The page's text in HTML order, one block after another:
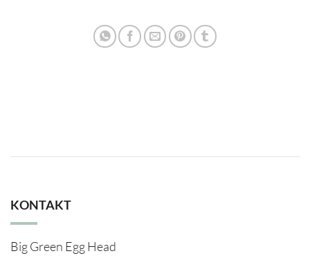
KONTAKT
Big Green Egg Head